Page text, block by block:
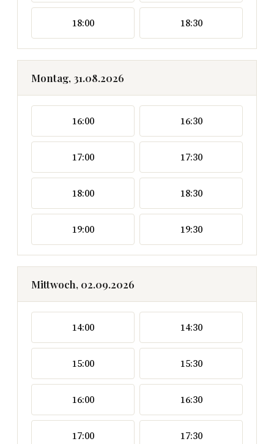
18:00 18:30
Montag, 31.08.2026
16:00 16:30
17:00 17:30
18:00 18:30
19:00 19:30
Mittwoch, 02.09.2026
14:00 14:30
15:00 15:30
16:00 16:30
17:00 17:30